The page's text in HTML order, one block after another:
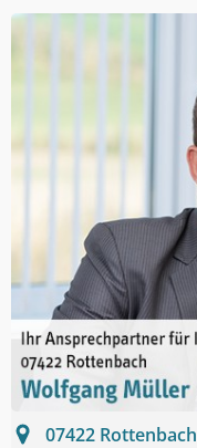
07422 Rottenbach